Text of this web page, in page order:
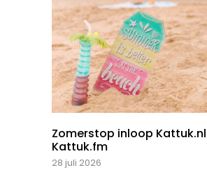
Zomerstop inloop
Kattuk.fm
28 juli 2026